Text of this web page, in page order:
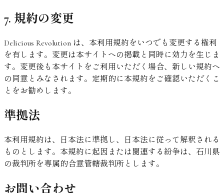
7. 規約の変更
Delicious Revolution は、本利用規約をいつでも変更する権利
を有します。変更は本サイトへの掲載と同時に効力を生じま
す。変更後も本サイトをご利用いただく場合、新しい規約へ
の同意とみなされます。定期的に本規約をご確認いただくこ
とをお勧めします。
準拠法
本利用規約は、日本法に準拠し、日本法に従って解釈される
ものとします。本規約に起因または関連する紛争は、石川県
の裁判所を専属的合意管轄裁判所とします。
お問い合わせ